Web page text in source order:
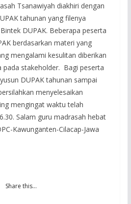
Tsanawiyah diakhiri dengan
tahunan yang filenya
DUPAK. Beberapa peserta
berdasarkan materi yang
mengalami kesulitan diberikan
pada stakeholder. Bagi peserta
DUPAK tahunan sampai
menyelesaikan
mengingat waktu telah
Salam guru madrasah hebat
Kawunganten-Cilacap-Jawa
Share this…